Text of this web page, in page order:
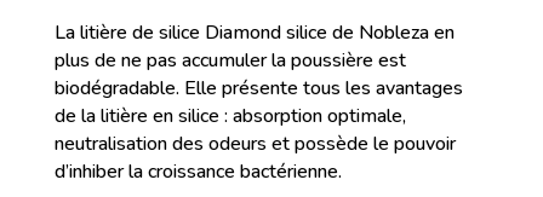
La litière de silice Diamond silice de Nobleza en
plus de ne pas accumuler la poussière est
biodégradable. Elle présente tous les avantages
de la litière en silice : absorption optimale,
neutralisation des odeurs et possède le pouvoir
d’inhiber la croissance bactérienne.